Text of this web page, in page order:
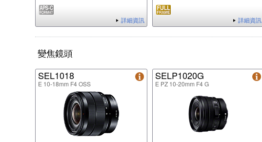
詳細資訊 詳細資訊
變焦鏡頭
SEL1018
E 10-18mm F4 OSS
SELP1020G
E PZ 10-20mm F4 G